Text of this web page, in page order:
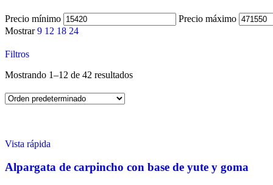
Precio mínimo Precio máximo
Mostrar9 12 18 24
Filtros
Mostrando 1–12 de 42 resultados
Vista rápida
Alpargata de carpincho con base de yute y goma